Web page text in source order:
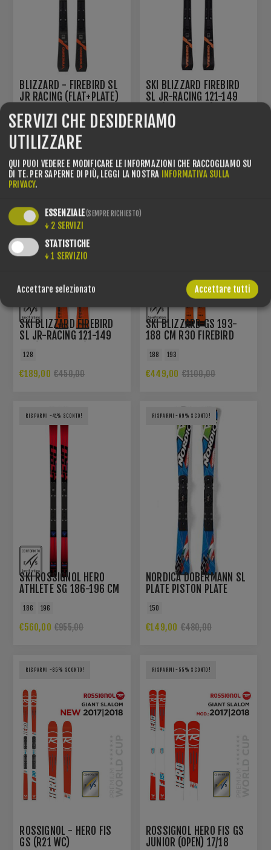
BLIZZARD - FIREBIRD SL
JR RACING (FLAT+PLATE)
€289,00 €450,00
SKI BLIZZARD FIREBIRD
SL JR-RACING 121-149
€99,00
RISPARMI -58% SCONTO!
SKI BLIZZARD FIREBIRD
SL JR-RACING 121-149
128
€189,00 €450,00
RISPARMI -59% SCONTO!
SKI BLIZZARD GS 193-
188 CM R30 FIREBIRD
188 193
€449,00 €1100,00
RISPARMI -41% SCONTO!
SKI ROSSIGNOL HERO
ATHLETE SG 186-196 CM
186 196
€560,00 €955,00
RISPARMI -69% SCONTO!
NORDICA DOBERMANN SL
PLATE PISTON PLATE
150
€149,00 €480,00
RISPARMI -85% SCONTO!
ROSSIGNOL - HERO FIS
GS (R21 WC)
RISPARMI -55% SCONTO!
ROSSIGNOL HERO FIS GS
JUNIOR (OPEN) 17/18
SERVIZI CHE DESIDERIAMO
UTILIZZARE
QUI PUOI VEDERE E MODIFICARE LE INFORMAZIONI CHE RACCOGLIAMO SU
DI TE. PER SAPERNE DI PIÙ, LEGGI LA NOSTRA INFORMATIVA SULLA
PRIVACY.
ESSENZIALE(SEMPRE RICHIESTO)
↓ 2 SERVIZI
STATISTICHE
↓ 1 SERVIZIO
Accettare selezionato Accettare tutti